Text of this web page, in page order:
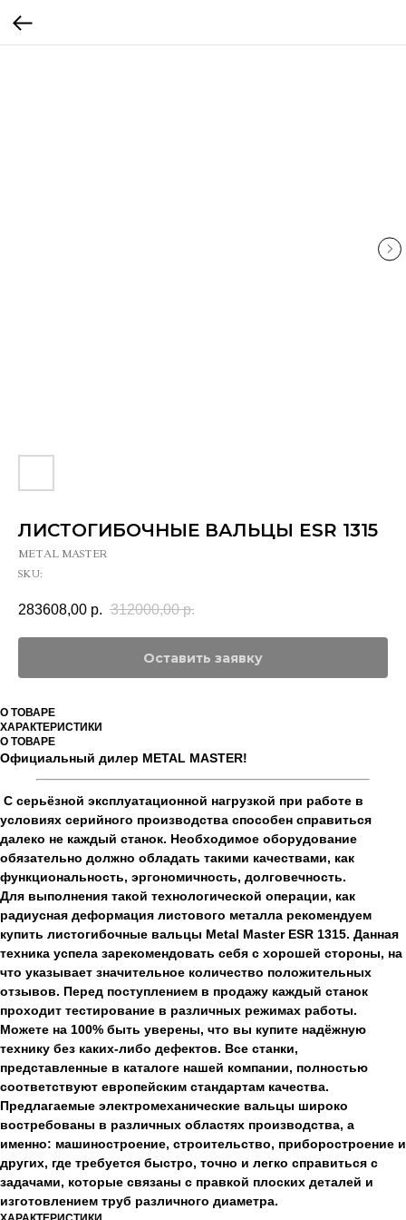
ЛИСТОГИБОЧНЫЕ ВАЛЬЦЫ ESR 1315
METAL MASTER
SKU:
283608,00 р. 312000,00 р.
Оставить заявку
О ТОВАРЕ
ХАРАКТЕРИСТИКИ
О ТОВАРЕ
Официальный дилер METAL MASTER!
С серьёзной эксплуатационной нагрузкой при работе в
условиях серийного производства способен справиться
далеко не каждый станок. Необходимое оборудование
обязательно должно обладать такими качествами, как
функциональность, эргономичность, долговечность.
Для выполнения такой технологической операции, как
радиусная деформация листового металла рекомендуем
купить листогибочные вальцы Metal Master ESR 1315. Данная
техника успела зарекомендовать себя с хорошей стороны, на
что указывает значительное количество положительных
отзывов. Перед поступлением в продажу каждый станок
проходит тестирование в различных режимах работы.
Можете на 100% быть уверены, что вы купите надёжную
технику без каких-либо дефектов. Все станки,
представленные в каталоге нашей компании, полностью
соответствуют европейским стандартам качества.
Предлагаемые электромеханические вальцы широко
востребованы в различных областях производства, а
именно: машиностроение, строительство, приборостроение и
других, где требуется быстро, точно и легко справиться с
задачами, которые связаны с правкой плоских деталей и
изготовлением труб различного диаметра.